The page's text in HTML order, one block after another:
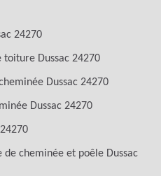
24270
Dussac 24270
Dussac 24270
Dussac 24270
cheminée et poêle Dussac